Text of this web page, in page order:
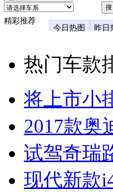
精彩推荐
今日热图
昨日
热门车款
将上市小
2017款奥
试驾奇瑞
现代新款